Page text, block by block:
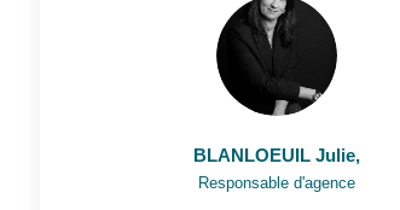
BLANLOEUIL Julie,
Responsable d'agence